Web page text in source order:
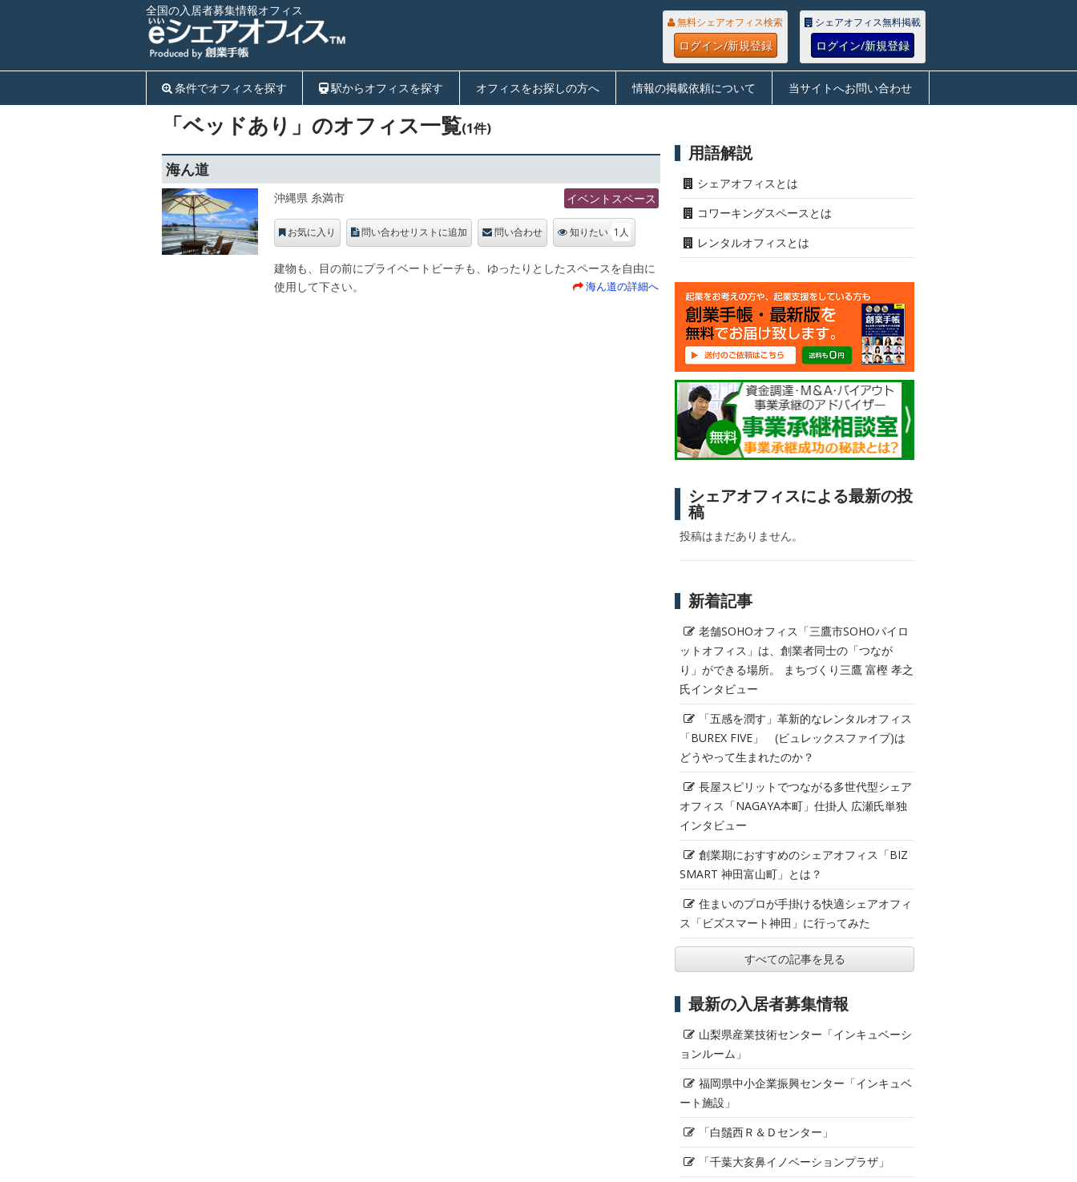
全国の入居者募集情報オフィス
無料シェアオフィス検索
ログイン/新規登録
シェアオフィス無料掲載
ログイン/新規登録
条件でオフィスを探す 駅からオフィスを探す オフィスをお探しの方へ 情報の掲載依頼について 当サイトへお問い合わせ
「ベッドあり」のオフィス一覧(1件)
海ん道
沖縄県 糸満市 イベントスペース
お気に入り 問い合わせリストに追加 問い合わせ 知りたい 1人
建物も、目の前にプライベートビーチも、ゆったりとしたスペースを自由に
使用して下さい。
海ん道の詳細へ
用語解説
シェアオフィスとは
コワーキングスペースとは
レンタルオフィスとは
シェアオフィスによる最新の投
稿
投稿はまだありません。
新着記事
老舗SOHOオフィス「三鷹市SOHOパイロ
ットオフィス」は、創業者同士の「つなが
り」ができる場所。 まちづくり三鷹 富樫 孝之
氏インタビュー
「五感を潤す」革新的なレンタルオフィス
「BUREX FIVE」 (ビュレックスファイブ)は
どうやって生まれたのか？
長屋スピリットでつながる多世代型シェア
オフィス「NAGAYA本町」仕掛人 広瀬氏単独
インタビュー
創業期におすすめのシェアオフィス「BIZ
SMART 神田富山町」とは？
住まいのプロが手掛ける快適シェアオフィ
ス「ビズスマート神田」に行ってみた
すべての記事を見る
最新の入居者募集情報
山梨県産業技術センター「インキュベーシ
ョンルーム」
福岡県中小企業振興センター「インキュベ
ート施設」
「白鬚西Ｒ＆Ｄセンター」
「千葉大亥鼻イノベーションプラザ」